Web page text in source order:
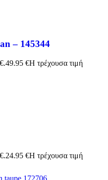
– 145344
49.95 €Η τρέχουσα τιμή
24.95 €Η τρέχουσα τιμή